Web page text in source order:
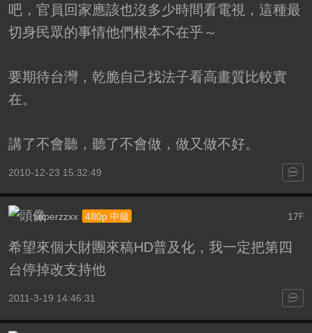
吧，官員回家應該也沒多少時間看電視，這種最
切身民眾的事情他們根本不在乎～
要期待台灣，乾脆自己找法子看高畫質比較實
在。
講了不會聽，聽了不會做，做又做不好。
2010-12-23 15:32:49
17 F
superzzxx 480p 中級
希望來個大財團來稿HD普及化，我一定把第四
台停掉改支持他
2011-3-19 14:46:31